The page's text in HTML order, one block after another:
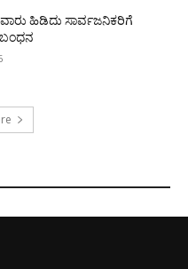
ಹಿಡಿದು ಸಾರ್ವಜನಿಕರಿಗೆ